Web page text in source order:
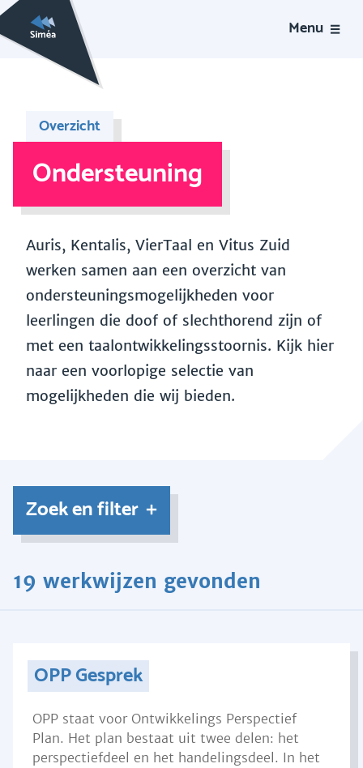
Menu
Overzicht
Ondersteuning
Auris, Kentalis, VierTaal en Vitus Zuid
werken samen aan een overzicht van
ondersteuningsmogelijkheden voor
leerlingen die doof of slechthorend zijn of
met een taalontwikkelingsstoornis. Kijk hier
naar een voorlopige selectie van
mogelijkheden die wij bieden.
Zoek en filter
19 werkwijzen gevonden
OPP Gesprek
OPP staat voor Ontwikkelings Perspectief
Plan. Het plan bestaat uit twee delen: het
perspectiefdeel en het handelingsdeel. In het